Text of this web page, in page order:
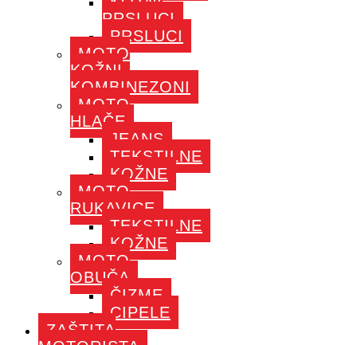
PRSLUCI
PRSLUCI
MOTO
KOŽNI
KOMBINEZONI
MOTO
HLAČE
JEANS
TEKSTILNE
KOŽNE
MOTO
RUKAVICE
TEKSTILNE
KOŽNE
MOTO
OBUČA
ČIZME
CIPELE
ZAŠTITA